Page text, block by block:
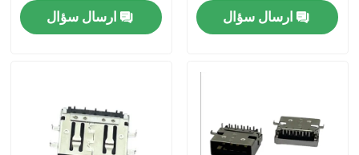
صفحه اصلی
درباره ما
ارسال سؤال
ارسال سؤال